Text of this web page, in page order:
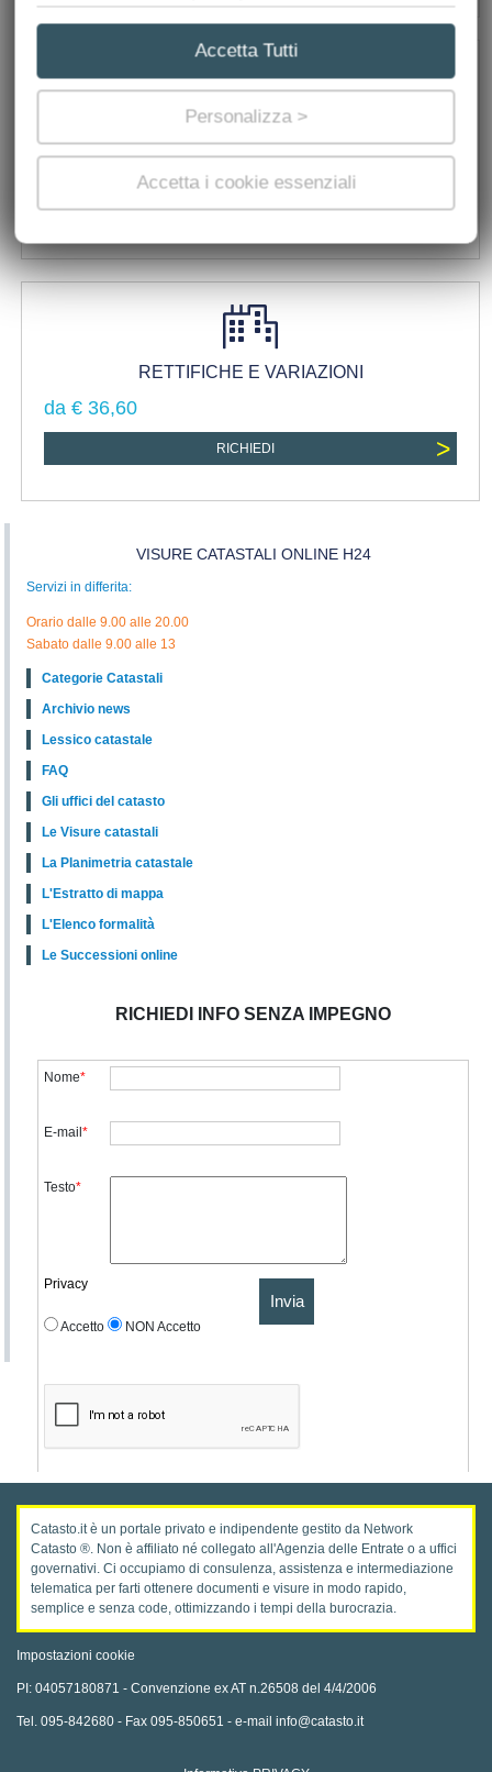
RICHIEDI >
RETTIFICHE E VARIAZIONI
da € 36,60
RICHIEDI >
VISURE CATASTALI ONLINE H24
Servizi in differita:
Orario dalle 9.00 alle 20.00
Sabato dalle 9.00 alle 13
Categorie Catastali
Archivio news
Lessico catastale
FAQ
Gli uffici del catasto
Le Visure catastali
La Planimetria catastale
L'Estratto di mappa
L'Elenco formalità
Le Successioni online
RICHIEDI INFO SENZA IMPEGNO
Nome*
E-mail*
Testo*
Privacy
Accetto NON Accetto
Invia
Catasto.it è un portale privato e indipendente gestito da Network
Catasto ®. Non è affiliato né collegato all'Agenzia delle Entrate o a uffici
governativi. Ci occupiamo di consulenza, assistenza e intermediazione
telematica per farti ottenere documenti e visure in modo rapido,
semplice e senza code, ottimizzando i tempi della burocrazia.
Impostazioni cookie
PI: 04057180871 - Convenzione ex AT n.26508 del 4/4/2006
Tel. 095-842680 - Fax 095-850651 - e-mail info@catasto.it
Accetta i cookie essenziali
Personalizza >
Accetta Tutti